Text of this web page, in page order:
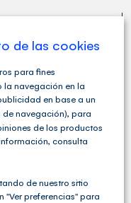
de las cookies
para fines
la navegación en la
en base a un
navegación), para
de los productos
consulta
de nuestro sitio
"Ver preferencias" para